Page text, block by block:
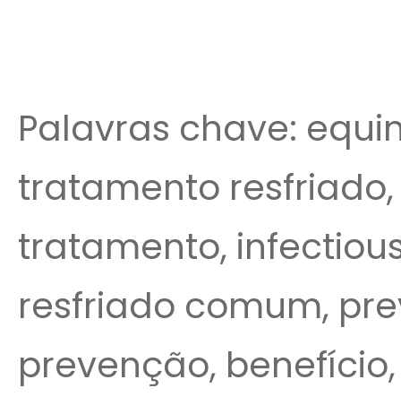
Palavras chave:
tratamento
tratamento,
resfriado comum,
prevenção,